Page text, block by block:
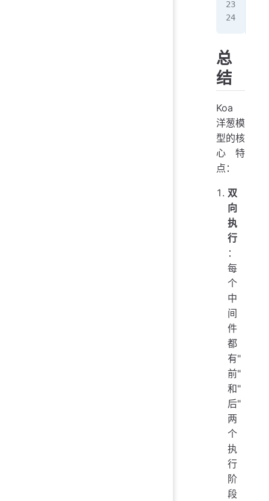
总
结
Koa
洋葱模
型的核
心特
点：
双
向
执
行
：
每
个
中
间
件
都
有"
前"
和"
后"
两
个
执
行
阶
段